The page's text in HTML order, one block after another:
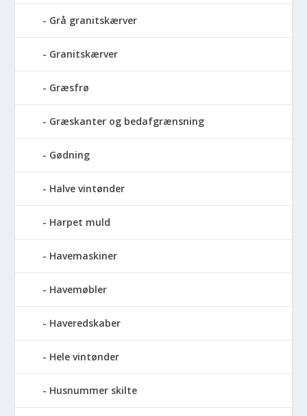
Grå granitskærver
Granitskærver
Græsfrø
Græskanter og bedafgrænsning
Gødning
Halve vintønder
Harpet muld
Havemaskiner
Havemøbler
Haveredskaber
Hele vintønder
Husnummer skilte